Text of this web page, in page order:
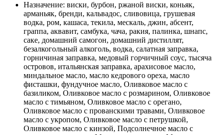
Назначение: виски, бурбон, ржаной виски, коньяк,
арманьяк, бренди, кальвадос, сливовица, грушевая
водка, ром, кашаса, текила, мескаль, джин, абсент,
граппа, аквавит, самбука, чача, ракия, палинка, шнапс,
саке, домашний самогон, домашний дистиллят,
безалкогольный алкоголь, водка, салатная заправка,
горничиная заправка, медовый горчичный соус, тысяча
островов, итальянская заправка, арахисовое масло,
миндальное масло, масло кедрового ореха, масло
фисташки, фундучное масло, Оливковое масло с
базиликом, Оливковое масло с розмарином, Оливковое
масло с тимьяном, Оливковое масло с орегано,
Оливковое масло с прованскими травами, Оливковое
масло с укропом, Оливковое масло с петрушкой,
Оливковое масло с кинзой, Подсолнечное масло с